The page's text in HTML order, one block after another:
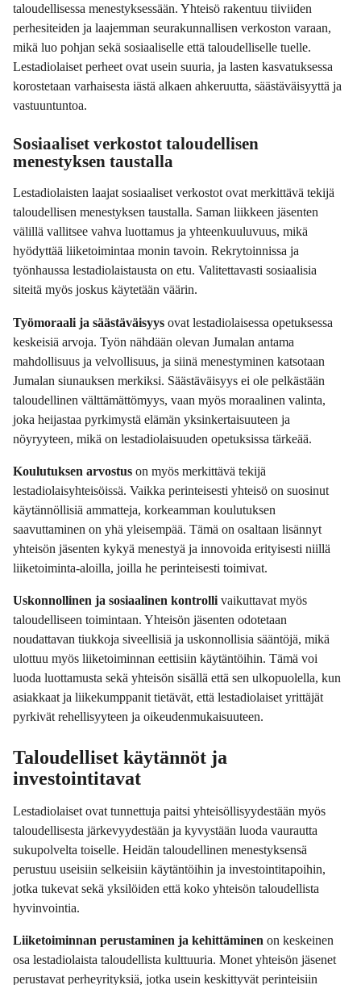
taloudellisessa menestyksessään. Yhteisö rakentuu tiiviiden
perhesiteiden ja laajemman seurakunnallisen verkoston varaan,
mikä luo pohjan sekä sosiaaliselle että taloudelliselle tuelle.
Lestadiolaiset perheet ovat usein suuria, ja lasten kasvatuksessa
korostetaan varhaisesta iästä alkaen ahkeruutta, säästäväisyyttä ja
vastuuntuntoa.
Sosiaaliset verkostot taloudellisen
menestyksen taustalla
Lestadiolaisten laajat sosiaaliset verkostot ovat merkittävä tekijä
taloudellisen menestyksen taustalla. Saman liikkeen jäsenten
välillä vallitsee vahva luottamus ja yhteenkuuluvuus, mikä
hyödyttää liiketoimintaa monin tavoin. Rekrytoinnissa ja
työnhaussa lestadiolaistausta on etu. Valitettavasti sosiaalisia
siteitä myös joskus käytetään väärin.
Työmoraali ja säästäväisyys ovat lestadiolaisessa opetuksessa
keskeisiä arvoja. Työn nähdään olevan Jumalan antama
mahdollisuus ja velvollisuus, ja siinä menestyminen katsotaan
Jumalan siunauksen merkiksi. Säästäväisyys ei ole pelkästään
taloudellinen välttämättömyys, vaan myös moraalinen valinta,
joka heijastaa pyrkimystä elämän yksinkertaisuuteen ja
nöyryyteen, mikä on lestadiolaisuuden opetuksissa tärkeää.
Koulutuksen arvostus on myös merkittävä tekijä
lestadiolaisyhteisöissä. Vaikka perinteisesti yhteisö on suosinut
käytännöllisiä ammatteja, korkeamman koulutuksen
saavuttaminen on yhä yleisempää. Tämä on osaltaan lisännyt
yhteisön jäsenten kykyä menestyä ja innovoida erityisesti niillä
liiketoiminta-aloilla, joilla he perinteisesti toimivat.
Uskonnollinen ja sosiaalinen kontrolli vaikuttavat myös
taloudelliseen toimintaan. Yhteisön jäsenten odotetaan
noudattavan tiukkoja siveellisiä ja uskonnollisia sääntöjä, mikä
ulottuu myös liiketoiminnan eettisiin käytäntöihin. Tämä voi
luoda luottamusta sekä yhteisön sisällä että sen ulkopuolella, kun
asiakkaat ja liikekumppanit tietävät, että lestadiolaiset yrittäjät
pyrkivät rehellisyyteen ja oikeudenmukaisuuteen.
Taloudelliset käytännöt ja
investointitavat
Lestadiolaiset ovat tunnettuja paitsi yhteisöllisyydestään myös
taloudellisesta järkevyydestään ja kyvystään luoda vaurautta
sukupolvelta toiselle. Heidän taloudellinen menestyksensä
perustuu useisiin selkeisiin käytäntöihin ja investointitapoihin,
jotka tukevat sekä yksilöiden että koko yhteisön taloudellista
hyvinvointia.
Liiketoiminnan perustaminen ja kehittäminen on keskeinen
osa lestadiolaista taloudellista kulttuuria. Monet yhteisön jäsenet
perustavat perheyrityksiä, jotka usein keskittyvät perinteisiin